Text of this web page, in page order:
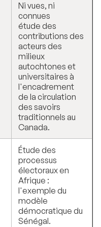
Ni vues, ni
connues
étude des
contributions des
acteurs des
milieux
autochtones et
universitaires à
l'encadrement
de la circulation
des savoirs
traditionnels au
Canada.
Étude des
processus
électoraux en
Afrique :
l'exemple du
modèle
démocratique du
Sénégal.